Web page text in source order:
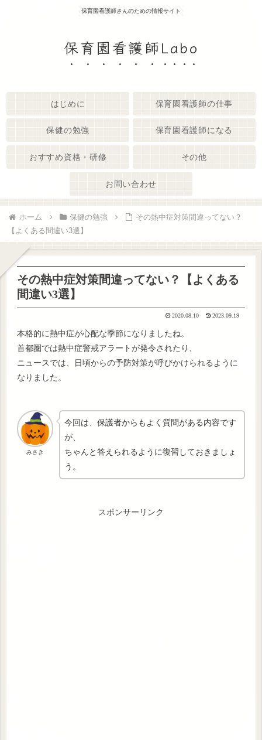
保育園看護師さんのための情報サイト
保育園看護師Labo
はじめに 保育園看護師の仕事
保健の勉強 保育園看護師になる
おすすめ資格・研修 その他
お問い合わせ
ホーム 保健の勉強
その熱中症対策間違ってない？
【よくある間違い3選】
その熱中症対策間違ってない？【よくある
間違い3選】
2020.08.10 2023.09.19
本格的に熱中症が心配な季節になりましたね。
首都圏では熱中症警戒アラートが発令されたり、
ニュースでは、日頃からの予防対策が呼びかけられるように
なりました。
みさき
今回は、保護者からもよく質問がある内容です
が、
ちゃんと答えられるように復習しておきましょ
う。
スポンサーリンク